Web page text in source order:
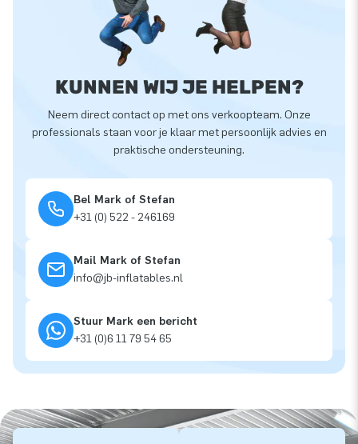
KUNNEN WIJ JE HELPEN?
Neem direct contact op met ons verkoopteam. Onze
professionals staan voor je klaar met persoonlijk advies en
praktische ondersteuning.
Bel Mark of Stefan
+31 (0) 522 - 246169
Mail Mark of Stefan
info@jb-inflatables.nl
Stuur Mark een bericht
+31 (0)6 11 79 54 65